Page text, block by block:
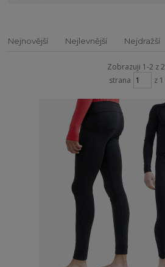
Nejnovější Nejlevnější Nejdražší
Zobrazuji 1-2 z 2
strana
z 1